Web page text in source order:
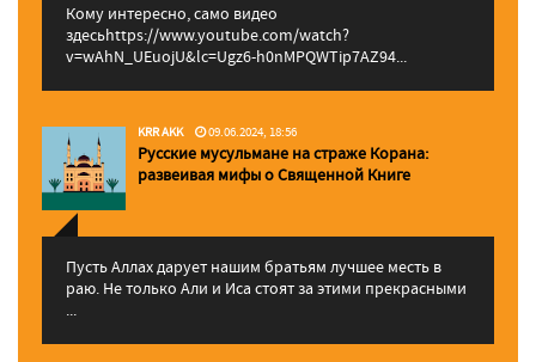
Кому интересно, само видео
здесьhttps://www.youtube.com/watch?
v=wAhN_UEuojU&lc=Ugz6-h0nMPQWTip7AZ94...
KRR AKK 09.06.2024, 18:56
Русские мусульмане на страже Корана:
pазвеивая мифы о Священной Книге
Пусть Аллах дарует нашим братьям лучшее месть в
раю. Не только Али и Иса стоят за этими прекрасными
...